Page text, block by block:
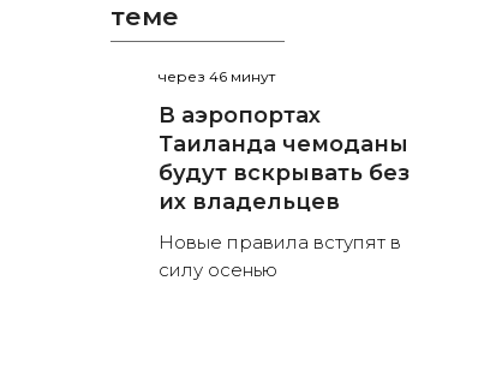
теме
через 46 минут
В аэропортах
Таиланда чемоданы
будут вскрывать без
их владельцев
Новые правила вступят в
силу осенью